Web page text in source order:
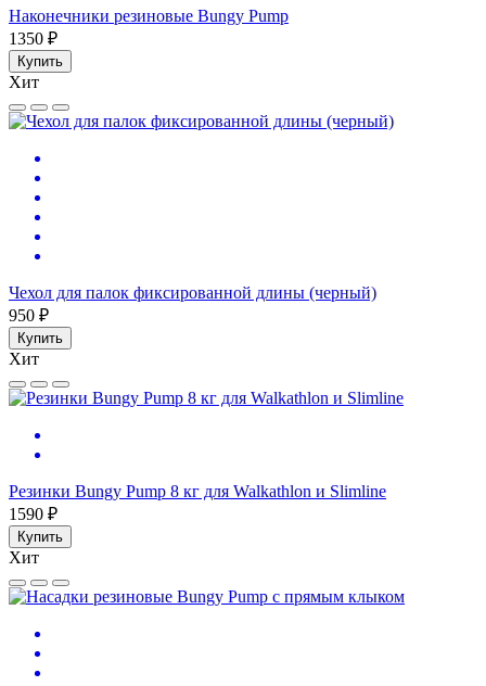
Наконечники резиновые Bungy Pump
1350 ₽
Купить
Хит
Чехол для палок фиксированной длины (черный)
950 ₽
Купить
Хит
Резинки Bungy Pump 8 кг для Walkathlon и Slimline
1590 ₽
Купить
Хит